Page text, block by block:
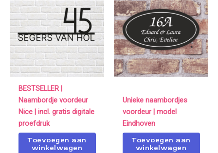
BESTSELLER |
Naambordje voordeur
Nice | incl. gratis digitale
proefdruk
Toevoegen aan
winkelwagen
Unieke naambordjes
voordeur | model
Eindhoven
Toevoegen aan
winkelwagen